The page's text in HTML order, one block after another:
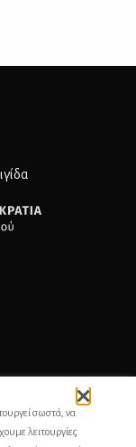
σωστά, να
λειτουργίες